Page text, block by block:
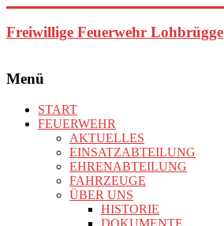
Inhalt
springen
Freiwillige Feuerwehr Lohbrügge
Menü
START
FEUERWEHR
AKTUELLES
EINSATZABTEILUNG
EHRENABTEILUNG
FAHRZEUGE
ÜBER UNS
HISTORIE
DOKUMENTE